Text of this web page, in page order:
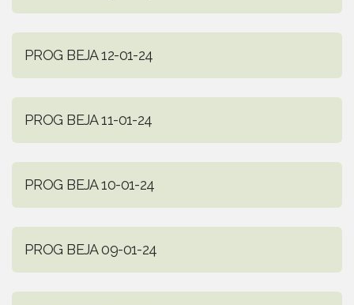
PROG BEJA 12-01-24
PROG BEJA 11-01-24
PROG BEJA 10-01-24
PROG BEJA 09-01-24